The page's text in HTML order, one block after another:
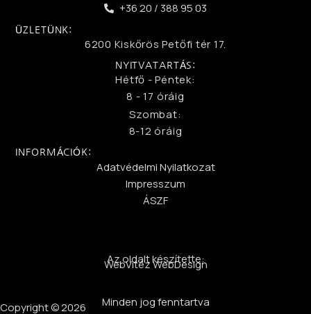
+36 20 / 388 95 03
ÜZLETÜNK:
6200 Kiskőrös Petőfi tér 17.
NYITVATARTÁS:
Hétfő - Péntek:
8 - 17 óráig
Szombat:
8-12 óráig
INFORMÁCIÓK:
Adatvédelmi Nyilatkozat
Impresszum
ÁSZF
Az oldalt készítette:
WebVitéz WebDesign
Minden jog fenntartva
Copyright © 2026